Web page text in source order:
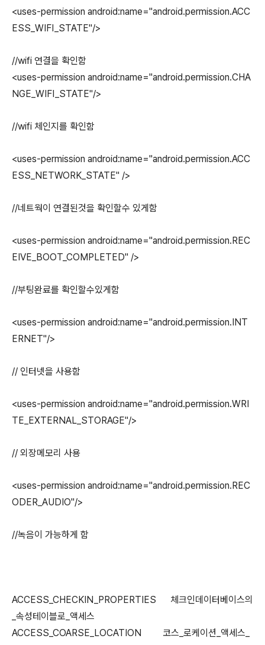
<uses-permission android:name="android.permission.ACC
ESS_WIFI_STATE"/>
//wifi 연결을 확인함
<uses-permission android:name="android.permission.CHA
NGE_WIFI_STATE"/>
//wifi 체인지를 확인함
<uses-permission android:name="android.permission.ACC
ESS_NETWORK_STATE" />
//네트웍이 연결된것을 확인할수 있게함
<uses-permission android:name="android.permission.REC
EIVE_BOOT_COMPLETED" />
//부팅완료를 확인할수있게함
<uses-permission android:name="android.permission.INT
ERNET"/>
// 인터넷을 사용함
<uses-permission android:name="android.permission.WRI
TE_EXTERNAL_STORAGE"/>
// 외장메모리 사용
<uses-permission android:name="android.permission.REC
ODER_AUDIO"/>
//녹음이 가능하게 함
ACCESS_CHECKIN_PROPERTIES 체크인데이터베이스의
_속성테이블로_액세스
ACCESS_COARSE_LOCATION 코스_로케이션_액세스_